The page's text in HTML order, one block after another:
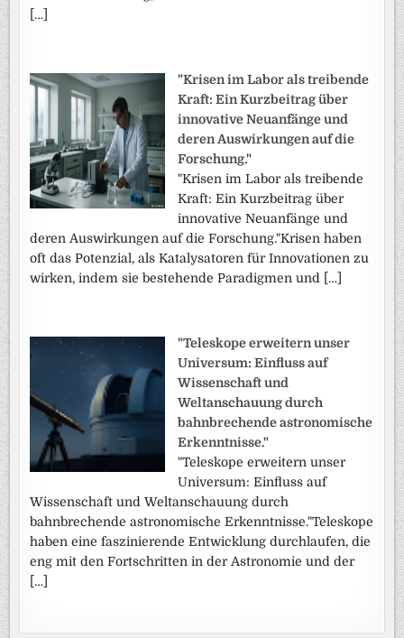
[…]
"Krisen im Labor als treibende
Kraft: Ein Kurzbeitrag über
innovative Neuanfänge und
deren Auswirkungen auf die
Forschung."
"Krisen im Labor als treibende
Kraft: Ein Kurzbeitrag über
innovative Neuanfänge und
deren Auswirkungen auf die Forschung."Krisen haben
oft das Potenzial, als Katalysatoren für Innovationen zu
wirken, indem sie bestehende Paradigmen und […]
"Teleskope erweitern unser
Universum: Einfluss auf
Wissenschaft und
Weltanschauung durch
bahnbrechende astronomische
Erkenntnisse."
"Teleskope erweitern unser
Universum: Einfluss auf
Wissenschaft und Weltanschauung durch
bahnbrechende astronomische Erkenntnisse."Teleskope
haben eine faszinierende Entwicklung durchlaufen, die
eng mit den Fortschritten in der Astronomie und der
[…]